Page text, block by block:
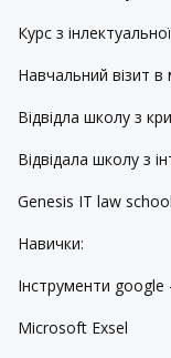
Курс з
Навчальний візит в
Відвідла школу з
Відвідала школу з
Genesis IT law school
Навички:
Інструменти
Microsoft Exsel